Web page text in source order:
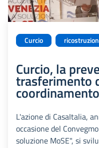
Curcio
Curcio, la
trasferimento
L'azione di CasaItalia,
occasione del
soluzione MoSE", si